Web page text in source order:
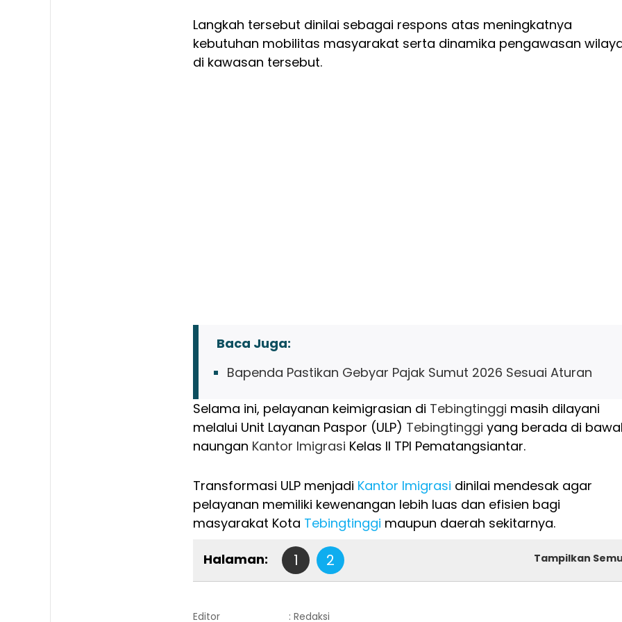
Langkah tersebut dinilai sebagai respons atas meningkatnya
kebutuhan mobilitas masyarakat serta dinamika pengawasan
di kawasan tersebut.
Baca Juga:
Bapenda Pastikan Gebyar Pajak Sumut 2026 Sesuai Aturan
Selama ini, pelayanan keimigrasian di Tebingtinggi masih dilayani
melalui Unit Layanan Paspor (ULP) Tebingtinggi yang berada di
naungan Kantor Imigrasi Kelas II TPI Pematangsiantar.
Transformasi ULP menjadi Kantor Imigrasi dinilai mendesak agar
pelayanan memiliki kewenangan lebih luas dan efisien bagi
masyarakat Kota Tebingtinggi maupun daerah sekitarnya.
Halaman: 1 2 Tampilkan
Editor : Redaksi